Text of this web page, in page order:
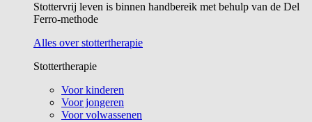
Stottervrij leven is binnen handbereik met behulp van de Del
Ferro-methode
Alles over stottertherapie
Stottertherapie
Voor kinderen
Voor jongeren
Voor volwassenen